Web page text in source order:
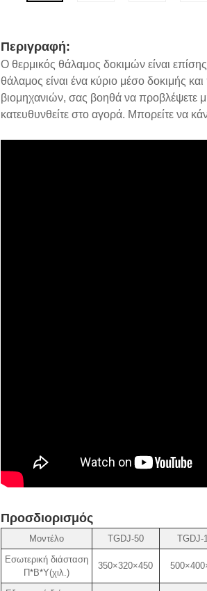
Περιγραφή:
Ο θερμικός θάλαμος δοκιμών είναι
θάλαμος είναι ένα κύριο μέσο δοκιμής
βιομηχανιών, σας βοηθά να προβλέψετε
κατευθυνθείτε στο αγορά. Μπορείτε να
Προσδιορισμός
Μοντέλο TGDJ-50 TGDJ-
Εσωτερική διάσταση
Π*Β*Υ(χιλ.)
350×320×450